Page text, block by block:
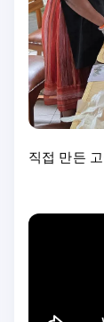
직접 만든